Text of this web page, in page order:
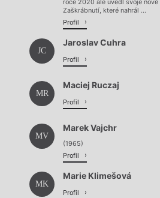
roce 2020 ale uvedl svoje
Zaškrábnutí, které nahrál ...
Profil
JC
Jaroslav Cuhra
Profil
MR
Maciej Ruczaj
Profil
MV
Marek Vajchr
(1965)
Profil
MK
Marie Klimešová
Profil